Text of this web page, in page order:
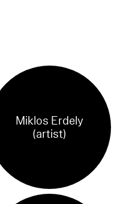
Miklos Erdely
(artist)